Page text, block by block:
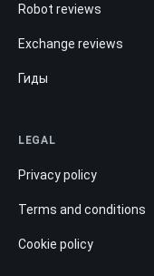
Robot reviews
Exchange reviews
Гиды
LEGAL
Privacy policy
Terms and conditions
Cookie policy